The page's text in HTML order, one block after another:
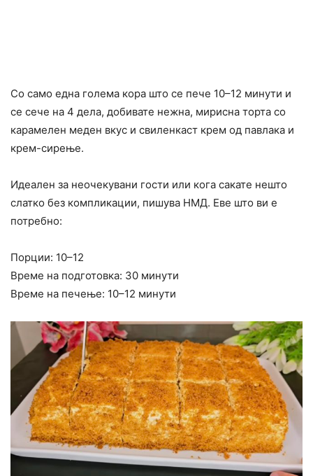
Со само една голема кора што се пече 10–12 минути и
се сече на 4 дела, добивате нежна, мирисна торта со
карамелен меден вкус и свиленкаст крем од павлака и
крем-сирење.
Идеален за неочекувани гости или кога сакате нешто
слатко без компликации, пишува НМД. Еве што ви е
потребно:
Порции: 10–12
Време на подготовка: 30 минути
Време на печење: 10–12 минути